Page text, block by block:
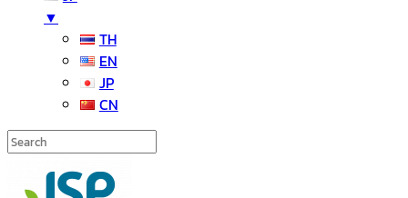
▼
TH
EN
JP
CN